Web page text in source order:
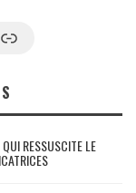
Google News
RESSUSCITE LE